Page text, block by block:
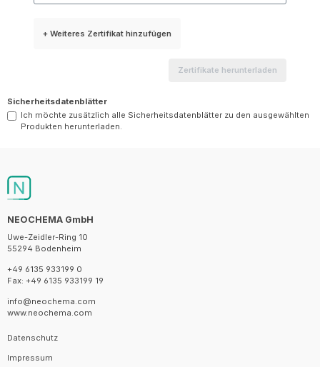
+ Weiteres Zertifikat hinzufügen
Zertifikate herunterladen
Sicherheitsdatenblätter
Ich möchte zusätzlich alle Sicherheitsdatenblätter zu den ausgewählten
Produkten herunterladen.
NEOCHEMA GmbH
Uwe-Zeidler-Ring 10
55294 Bodenheim
+49 6135 933199 0
Fax: +49 6135 933199 19
info@neochema.com
www.neochema.com
Datenschutz
Impressum